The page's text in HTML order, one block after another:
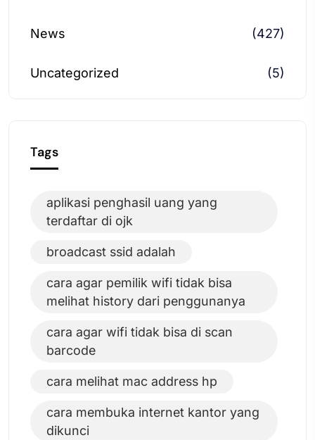
News (427)
Uncategorized (5)
Tags
aplikasi penghasil uang yang
terdaftar di ojk
broadcast ssid adalah
cara agar pemilik wifi tidak bisa
melihat history dari penggunanya
cara agar wifi tidak bisa di scan
barcode
cara melihat mac address hp
cara membuka internet kantor yang
dikunci